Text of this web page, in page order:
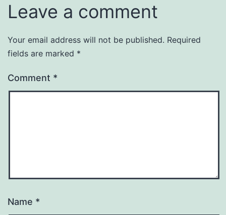
Leave a comment
Your email address will not be published. Required
fields are marked *
Comment *
Name *